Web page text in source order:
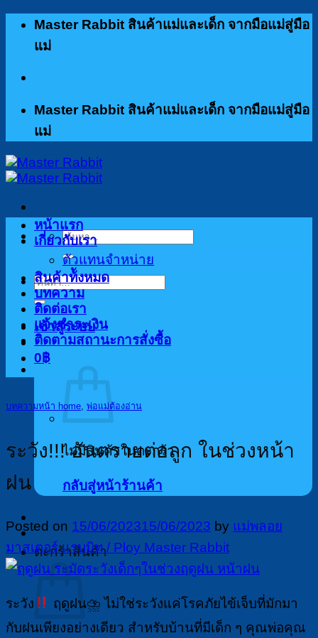
ข้าม
Master Rabbit สินค้าแม่และเด็ก จากมือแม่สู่มือ
แม่
Master Rabbit สินค้าแม่และเด็ก จากมือแม่สู่มือ
แม่
ค้นหา:
ค้นหา:
เข้าสู่ระบบ
0 ฿
ไม่มีสินค้าในตะกร้า
กลับสู่หน้าร้านค้า
ตะกร้าสินค้า
หน้าแรก
เกี่ยวกับเรา
ตัวแทนจำหน่าย
สินค้าท้ังหมด
บทความ
ติดต่อเรา
แจ้งชำระเงิน
ติดตามสถานะการสั่งซื้อ
บทความหน้า home พ่อแม่ต้องอ่าน
ระวัง!!! อันตรายต่อลูก ในช่วงหน้า
ฝน
Posted on 15/06/202315/06/2023 by แม่พลอย
มาสเตอร์ แรบบิท / Ploy Master Rabbit
ระวัง
ฤดูฝน⛈ ไม่ใช่ระวังแค่โรคภัยไข้เจ็บที่มักมา
กับฝนเพียงอย่างเดียว สำหรับบ้านที่มีเด็ก ๆ คุณพ่อคุณ